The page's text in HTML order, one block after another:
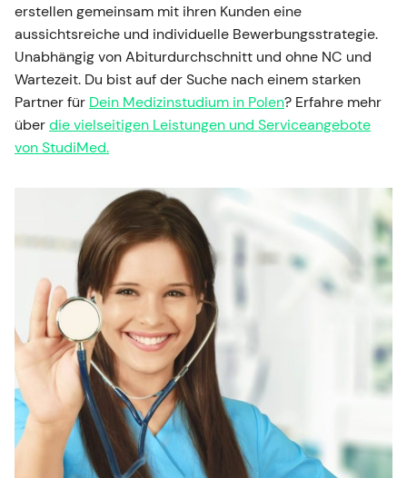
erstellen gemeinsam mit ihren Kunden eine
aussichtsreiche und individuelle Bewerbungsstrategie.
Unabhängig von Abiturdurchschnitt und ohne NC und
Wartezeit. Du bist auf der Suche nach einem starken
Partner für Dein Medizinstudium in Polen? Erfahre mehr
überdie vielseitigen Leistungen und Serviceangebote
von StudiMed.